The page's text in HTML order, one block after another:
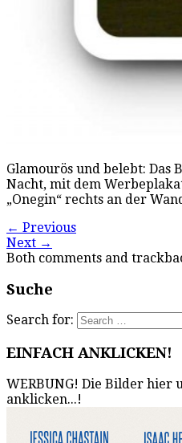
Glamourös und belebt:
Nacht, mit dem
„Onegin“ rechts an der
← Previous
Next →
Both comments and
Suche
Search for:
EINFACH ANKLICKEN!
WERBUNG! Die Bilder hier
anklicken...!